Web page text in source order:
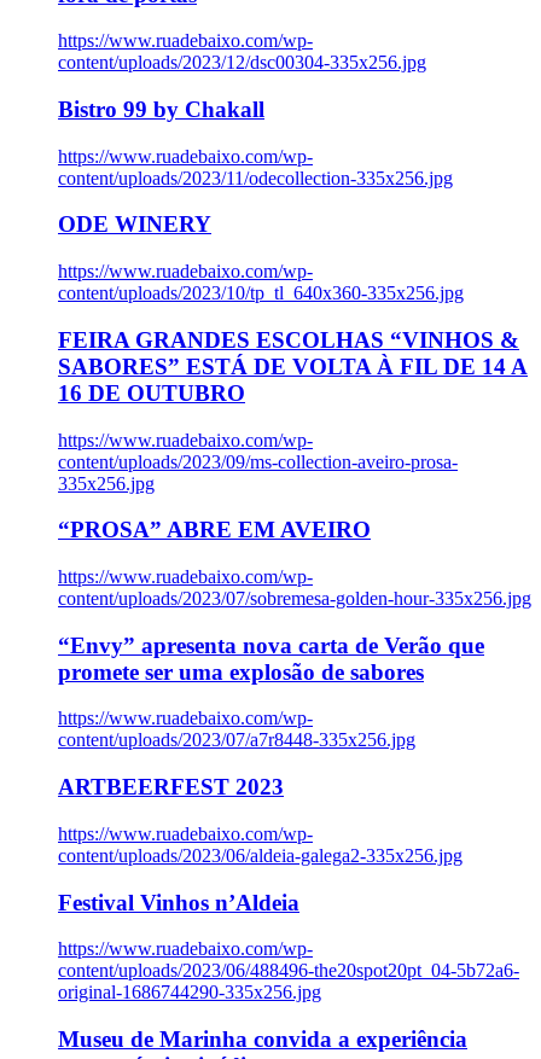
https://www.ruadebaixo.com/wp-
content/uploads/2023/12/dsc00304-335x256.jpg
Bistro 99 by Chakall
https://www.ruadebaixo.com/wp-
content/uploads/2023/11/odecollection-335x256.jpg
ODE WINERY
https://www.ruadebaixo.com/wp-
content/uploads/2023/10/tp_tl_640x360-335x256.jpg
FEIRA GRANDES ESCOLHAS “VINHOS &
SABORES” ESTÁ DE VOLTA À FIL DE 14 A
16 DE OUTUBRO
https://www.ruadebaixo.com/wp-
content/uploads/2023/09/ms-collection-aveiro-prosa-
335x256.jpg
“PROSA” ABRE EM AVEIRO
https://www.ruadebaixo.com/wp-
content/uploads/2023/07/sobremesa-golden-hour-335x256.jpg
“Envy” apresenta nova carta de Verão que
promete ser uma explosão de sabores
https://www.ruadebaixo.com/wp-
content/uploads/2023/07/a7r8448-335x256.jpg
ARTBEERFEST 2023
https://www.ruadebaixo.com/wp-
content/uploads/2023/06/aldeia-galega2-335x256.jpg
Festival Vinhos n’Aldeia
https://www.ruadebaixo.com/wp-
content/uploads/2023/06/488496-the20spot20pt_04-5b72a6-
original-1686744290-335x256.jpg
Museu de Marinha convida a experiência